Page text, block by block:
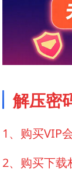
解压密
1、购买VIP
2、购买下